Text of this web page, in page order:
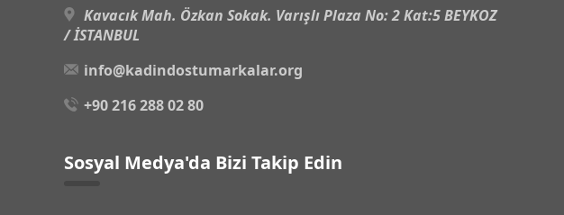
Kavacık Mah. Özkan Sokak. Varışlı Plaza No: 2 Kat:5 BEYKOZ
/ İSTANBUL
info@kadindostumarkalar.org
+90 216 288 02 80
Sosyal Medya'da Bizi Takip Edin